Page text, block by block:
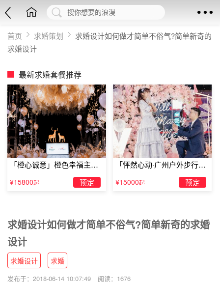
首页 求婚策划
求婚设计如何做才简单不俗气?简单新奇的
求婚设计
最新求婚套餐推荐
「橙心诚意」橙色幸福主题
露台求婚
¥15800起 预定
「怦然心动·广州户外步行街
求婚」
¥15000起 预定
求婚设计如何做才简单不俗气?简单新奇的求婚
设计
求婚设计 求婚
发布于：2018-06-14 10:07:49 阅读：1676